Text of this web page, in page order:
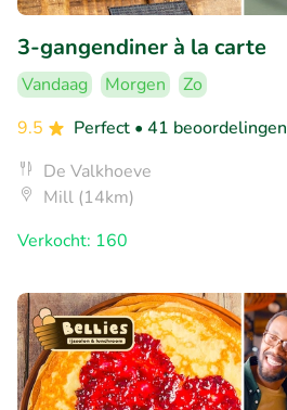
3-gangendiner à la carte
Vandaag Morgen
Zo
9.5
Perfect • 41 beoordelingen
De Valkhoeve
Mill (14km)
Verkocht: 160